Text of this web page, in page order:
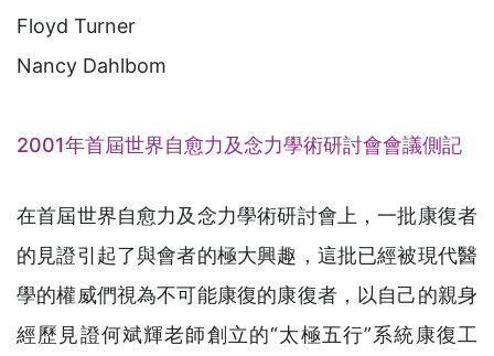
Floyd Turner
Nancy Dahlbom
2001年首屆世界自愈力及念力學術研討會會議側記
在首屆世界自愈力及念力學術研討會上，一批康復者
的見證引起了與會者的極大興趣，這批已經被現代醫
學的權威們視為不可能康復的康復者，以自己的親身
經歷見證何斌輝老師創立的“太極五行”系統康復工